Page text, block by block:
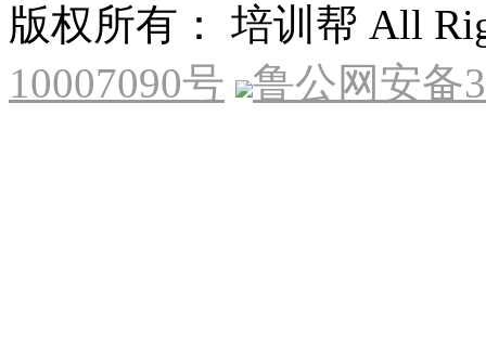
版权所有： 培训帮 All
10007090号
鲁公网安备